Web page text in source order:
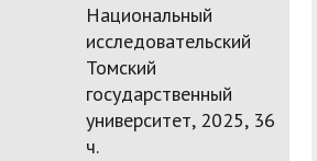
Национальный
исследовательский
Томский
государственный
университет, 2025, 36
ч.